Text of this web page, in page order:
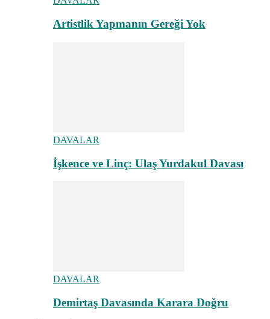
Artistlik Yapmanın Gereği Yok
DAVALAR
İşkence ve Linç: Ulaş Yurdakul Davası
DAVALAR
Demirtaş Davasında Karara Doğru